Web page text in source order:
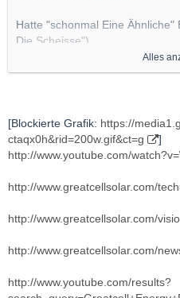
Hatte "schonmal Eine
Die Scheisse")
cdn.net/gfx/news/2018/
http://kalkinemedia.com/au/
in-the-transforming-energy-mix-
http://kalkinemedia.com/au/
energy-strategy-backed-by-mit-
http://kalkinemedia.com/au/
gears-up-to-disrupt-the-iot-
Alles
[Blockierte Grafik: https://
ctaqx0h&rid=200w.gif&ct=g
]
http://www.youtube.com/
http://www.greatcellsolar.com/
http://www.greatcellsolar.com/
http://www.greatcellsolar.com/
http://www.youtube.com/results?